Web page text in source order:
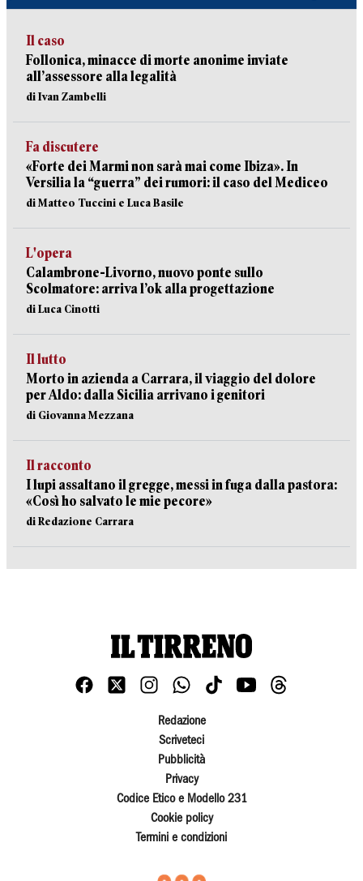
Il caso
Follonica, minacce di morte anonime inviate
all’assessore alla legalità
di Ivan Zambelli
Fa discutere
«Forte dei Marmi non sarà mai come Ibiza». In
Versilia la “guerra” dei rumori: il caso del Mediceo
di Matteo Tuccini e Luca Basile
L'opera
Calambrone-Livorno, nuovo ponte sullo
Scolmatore: arriva l’ok alla progettazione
di Luca Cinotti
Il lutto
Morto in azienda a Carrara, il viaggio del dolore
per Aldo: dalla Sicilia arrivano i genitori
di Giovanna Mezzana
Il racconto
I lupi assaltano il gregge, messi in fuga dalla pastora:
«Così ho salvato le mie pecore»
di Redazione Carrara
Redazione
Scriveteci
Pubblicità
Privacy
Codice Etico e Modello 231
Cookie policy
Termini e condizioni